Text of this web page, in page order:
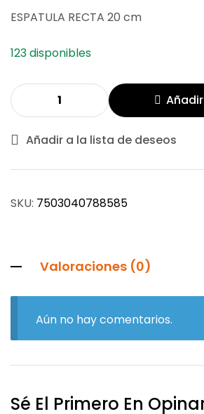
ESPATULA RECTA 20 cm
123 disponibles
Añadir a la lista de deseos
SKU: 7503040788585
Valoraciones (0)
Aún no hay comentarios.
Sé El Primero En